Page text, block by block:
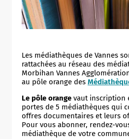
Les médiathèques de Vannes
rattachées au réseau des
Morbihan Vannes
au pôle orange des
Le pôle orange vaut inscription
portes de 5 médiathèques qui
offres documentaires et leurs
Pour vous abonner, rendez-
médiathèque de votre